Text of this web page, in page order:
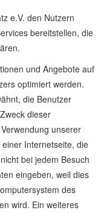
e.V. den Nutzern
bereitstellen, die
und Angebote auf
optimiert werden.
die Benutzer
dieser
unserer
Internetseite, die
bei jedem Besuch
eingeben, weil dies
des
wird. Ein weiteres